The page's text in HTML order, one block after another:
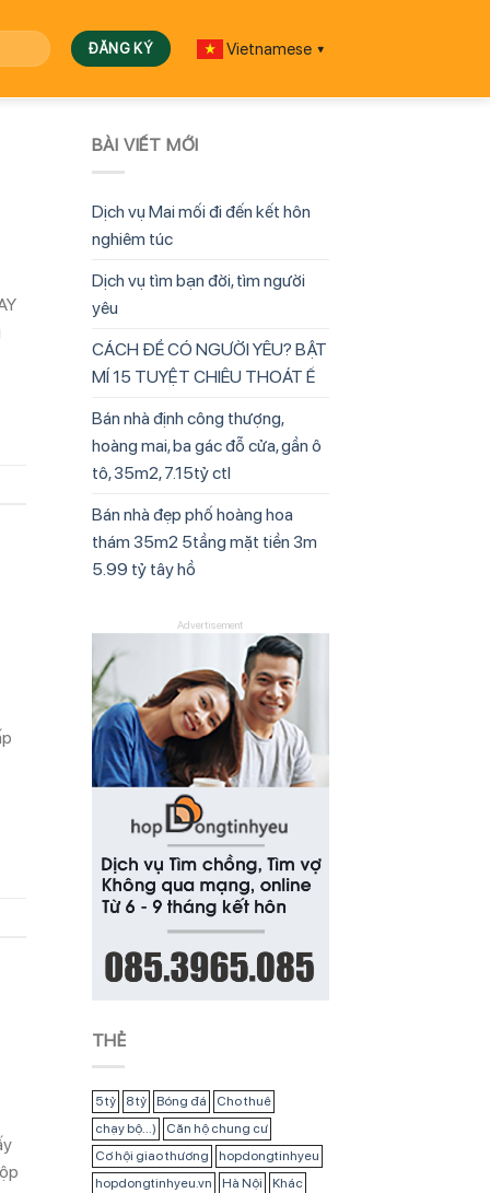
Vietnamese ▼
BÀI VIẾT MỚI
Dịch vụ Mai mối đi đến kết hôn
nghiêm túc
Dịch vụ tìm bạn đời, tìm người
yêu
CÁCH ĐỂ CÓ NGƯỜI YÊU? BẬT
MÍ 15 TUYỆT CHIÊU THOÁT Ế
Bán nhà định công thượng,
hoàng mai, ba gác đỗ cửa, gần ô
tô, 35m2, 7.15tỷ ctl
Bán nhà đẹp phố hoàng hoa
thám 35m2 5tầng mặt tiền 3m
5.99 tỷ tây hồ
Advertisement
THẺ
5 tỷ 8 tỷ Bóng đá
Cho thuê
chạy bộ...)
Căn hộ chung cư
Cơ hội giao thương
hopdongtinhyeu
hopdongtinhyeu.vn
Hà Nội
Khác